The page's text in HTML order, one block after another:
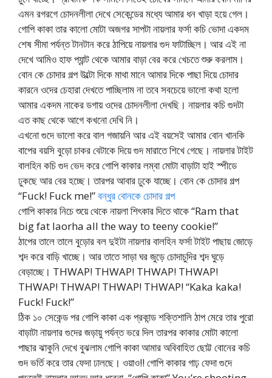
এমন রগরগে চোদনলীলা দেখে সেকেন্ডের মধ্যে আমার ধন খাড়া হয়ে গেল।
গোপি কাকা তার কালো মোটা অজগর সাপটা নায়লার ফর্সা কচি ভোদা একদম
শেষ সীমা পর্যন্ত টানটান করে ঠাপিয়ে নায়লার গুদ ফাটাচ্ছিল। আর এই না
দেখে আমিও হাফ প্যান্ট থেকে আমার বাড়া বের করে খেচতে শুরু করলাম।
বোন কে চোদার গল্প উল্টো দিকে মাথা মানে আমার দিকে পাছা দিয়ে চোদার
কারনে ওদের চেহারা দেখতে পাচ্ছিলাম না তবে সবচেয়ে ভালো কথা হলো
আমার একদম নাকের ডগায় ওদের চোদনলীলা দেখছি। নায়লার কচি গুদটা
এত কাছ থেকে আগে কখনো দেখি নি।
এখনো গুদে ভালো করে বাল গজায়নি আর এই বয়সেই আমার বোন খানকি
বাপের বয়সি বুড়ো চাকর বেটাকে দিয়ে গুদ মারাতে শিখে গেছে। নায়লার টাইট
বালহিন কচি গুদ ভেদ করে গোপি কাকার লম্বা মোটা বাড়াটা হাই স্পীডে
ঢুকছে আর বের হচ্ছে। তারপর আবার ঢুকে যাচ্ছে। বোন কে চোদার গল্প
“Fuck! Fuck me!”বন্ধুর বোনকে চোদার গল্প
গোপি কাকার নিচে শুয়ে থেকে নায়লা শিৎকার দিতে থাকে “Ram that
big fat laorha all the way to teeny cookie!”
ঠাপের তালে তালে বুড়োর বল দুইটা নায়লার বালহিন ফর্সা টাইট পাছায় জোড়ে
শব্দ করে বাড়ি খাচ্ছে। আর তাতে সাড়া ঘর জুড়ে চোদাচুদির শব্দ ঘুড়ে
বেড়াচ্ছে। THWAP! THWAP! THWAP! THWAP!
THWAP! THWAP! THWAP! THWAP! “Kaka kaka!
Fuck! Fuck!”
ঠিক ১০ সেকেন্ড পর গোপি কাকা এক প্রকান্ড শক্তিশালি ঠাপ মেরে তার পুরো
বাড়াটা নায়লার গুদের জড়ায়ু পর্যন্ত ভরে দিল তারপর কাকার মোটা কালো
পাছার ঝাকুনি দেখে বুঝলাম গোপি কাকা আমার অবিবাহিত ছোট্ট বোনের কচি
গুদ ভর্তি করে তার ফেদা ঢালছে। ওয়াও!! গোপি কাকার গাঢ় ফেদা গুদে